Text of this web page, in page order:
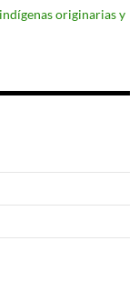
originarias y